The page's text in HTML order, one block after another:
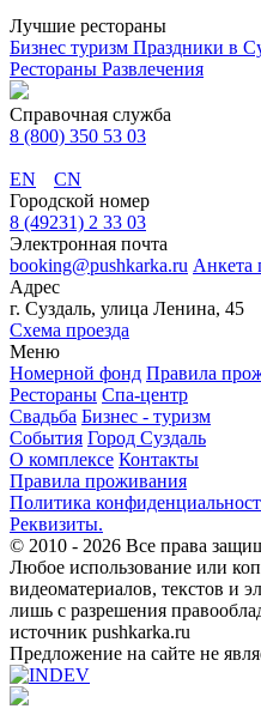
Лучшие рестораны
Бизнес туризм Праздники в
Рестораны Развлечения
Справочная служба
8 (800) 350 53 03
EN
CN
Городской номер
8 (49231) 2 33 03
Электронная почта
booking@pushkarka.ru Анкета
Адрес
г. Суздаль, улица Ленина, 45
Схема проезда
Меню
Номерной фонд Правила
Рестораны Спа-центр
Свадьба Бизнес - туризм
События Город Суздаль
О комплексе Контакты
Правила проживания
Политика
Реквизиты.
© 2010 - 2026 Все права
Любое использование или
видеоматериалов, текстов и
лишь с разрешения
источник pushkarka.ru
Предложение на сайте не